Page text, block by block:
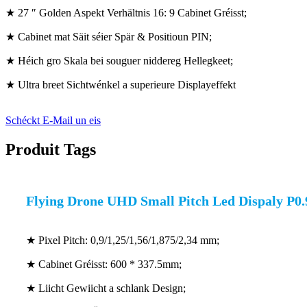
★ 27 ″ Golden Aspekt Verhältnis 16: 9 Cabinet Gréisst;
★ Cabinet mat Säit séier Spär & Positioun PIN;
★ Héich gro Skala bei souguer niddereg Hellegkeet;
★ Ultra breet Sichtwénkel a superieure Displayeffekt
Schéckt E-Mail un eis
Produit Tags
Flying Drone UHD Small Pitch Led Dispaly
★ Pixel Pitch: 0,9/1,25/1,56/1,875/2,34 mm;
★ Cabinet Gréisst: 600 * 337.5mm;
★ Liicht Gewiicht a schlank Design;